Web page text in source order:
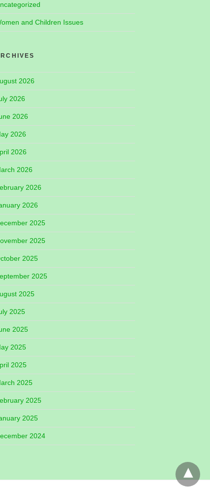
and Children Issues
2026
2026
2026
2026
2026
2026
2026
2026
2025
2025
2025
2025
2025
2025
2025
2025
2025
2025
2025
2025
2024